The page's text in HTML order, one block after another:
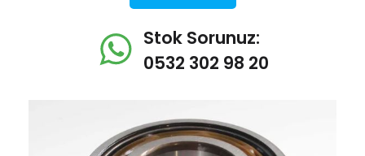
Stok Sorunuz:
0532 302 98 20